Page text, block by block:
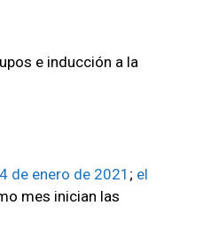
e inducción a la
de enero de 2021 ; el
mes inician las